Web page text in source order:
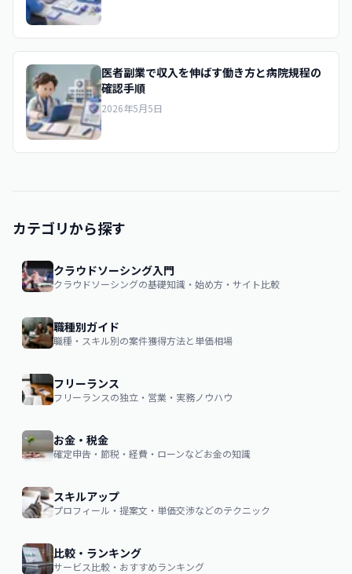
医者副業で収入を伸ばす働き方と病院規程の
確認手順
2026年5月5日
カテゴリから探す
クラウドソーシング入門
クラウドソーシングの基礎知識・始め方・サイト比較
職種別ガイド
職種・スキル別の案件獲得方法と単価相場
フリーランス
フリーランスの独立・営業・実務ノウハウ
お金・税金
確定申告・節税・経費・ローンなどお金の知識
スキルアップ
プロフィール・提案文・単価交渉などのテクニック
比較・ランキング
サービス比較・おすすめランキング